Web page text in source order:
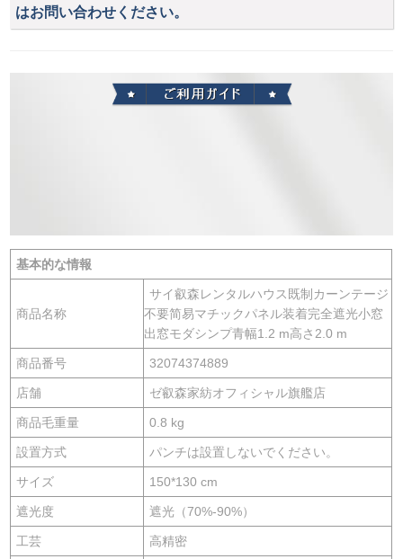
はお問い合わせください。
基本的な情報
商品名称
サイ叡森レンタルハウス既制カーンテージ
不要简易マチックパネル装着完全遮光小窓
出窓モダシンプ青幅1.2 m高さ2.0 m
商品番号 32074374889
店舗 ゼ叡森家紡オフィシャル旗艦店
商品毛重量 0.8 kg
設置方式 パンチは設置しないでください。
サイズ 150*130 cm
遮光度 遮光（70%-90%）
工芸 高精密